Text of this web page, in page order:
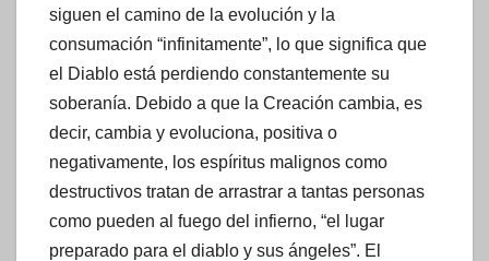
siguen el camino de la evolución y la
consumación “infinitamente”, lo que significa que
el Diablo está perdiendo constantemente su
soberanía. Debido a que la Creación cambia, es
decir, cambia y evoluciona, positiva o
negativamente, los espíritus malignos como
destructivos tratan de arrastrar a tantas personas
como pueden al fuego del infierno, “el lugar
preparado para el diablo y sus ángeles”. El